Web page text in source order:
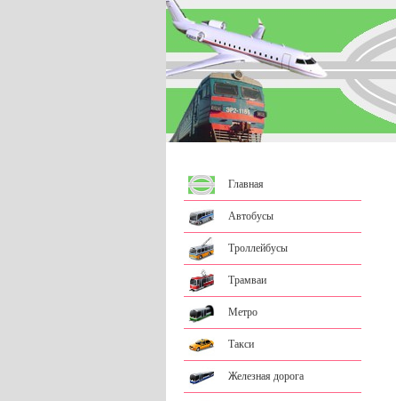
Главная
Автобусы
Троллейбусы
Трамваи
Метро
Такси
Железная дорога